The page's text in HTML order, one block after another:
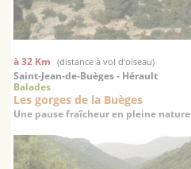
à 32 Km (distance à vol d'oiseau)
Saint-Jean-de-Buèges - Hérault
Balades
Les gorges de la Buèges
Une pause fraîcheur en pleine nature